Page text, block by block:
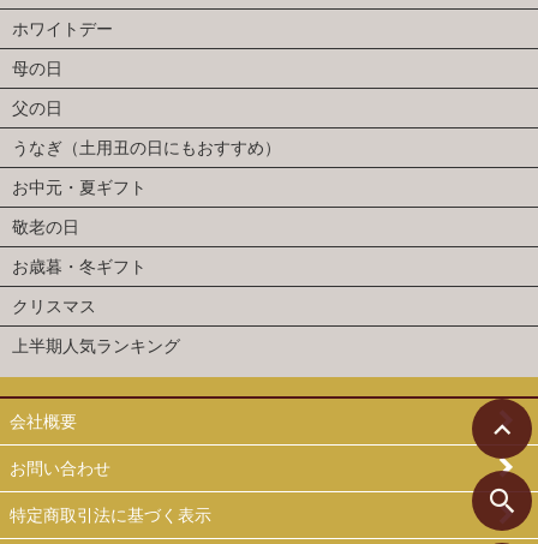
ホワイトデー
母の日
父の日
うなぎ（土用丑の日にもおすすめ）
お中元・夏ギフト
敬老の日
お歳暮・冬ギフト
クリスマス
上半期人気ランキング
会社概要
お問い合わせ
特定商取引法に基づく表示